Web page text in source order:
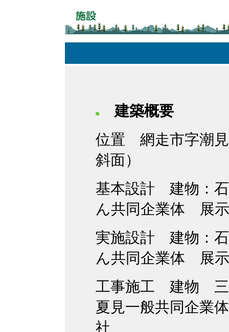
建築概要
位置 網走市字潮見
斜面）
基本設計 建物：
ん共同企業体 展
実施設計 建物：
ん共同企業体 展
工事施工 建物 三
夏見一般共同企業
社